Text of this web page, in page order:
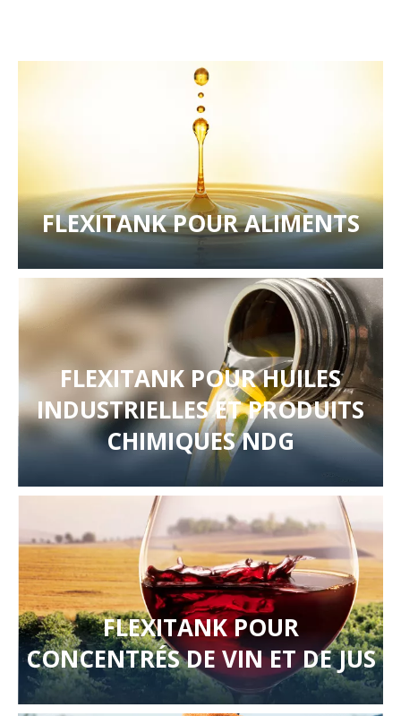
FLEXITANK POUR ALIMENTS
FLEXITANK POUR HUILES
INDUSTRIELLES ET PRODUITS
CHIMIQUES NDG
FLEXITANK POUR
CONCENTRÉS DE VIN ET DE JUS